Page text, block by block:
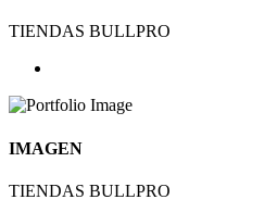
TIENDAS BULLPRO
IMAGEN
TIENDAS BULLPRO